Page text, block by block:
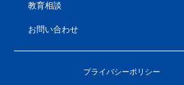
教育相談
お問い合わせ
プライバシーポリシー